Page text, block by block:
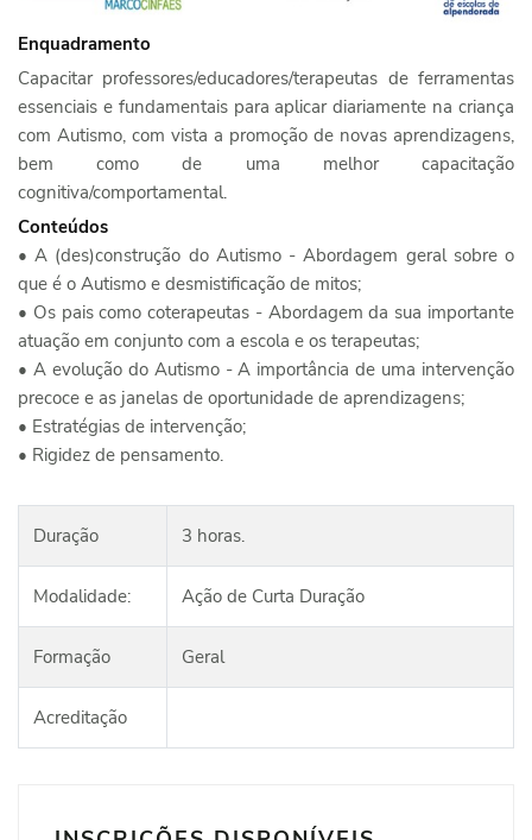
Enquadramento
Capacitar professores/educadores/terapeutas de ferramentas
essenciais e fundamentais para aplicar diariamente na criança
com Autismo, com vista a promoção de novas aprendizagens,
bem como de uma melhor capacitação
cognitiva/comportamental.
Conteúdos
• A (des)construção do Autismo - Abordagem geral sobre o
que é o Autismo e desmistificação de mitos;
• Os pais como coterapeutas - Abordagem da sua importante
atuação em conjunto com a escola e os terapeutas;
• A evolução do Autismo - A importância de uma intervenção
precoce e as janelas de oportunidade de aprendizagens;
• Estratégias de intervenção;
• Rigidez de pensamento.
Duração 3 horas.
Modalidade: Ação de Curta Duração
Formação Geral
Acreditação